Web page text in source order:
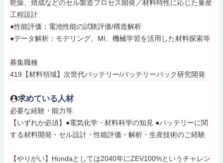
乾燥、焼成などのセル製造プロセス開発／材料特性に応じた量産
工程設計
●性能評価：電池性能の試験評価/構造解析
●データ解析：モデリング、MI、機械学習を活用した材料探索等
募集職種
419【材料領域】次世代バッテリー/バッテリーパック研究開発
求めている人材
必要な経験・能力等
【いずれか必須】●電気化学・材料科学の知見 ●バッテリーに関
する材料開発・セル設計・性能評価・解析・生産技術のご経験
【やりがい】Hondaとしては2040年にZEV100%というチャレン